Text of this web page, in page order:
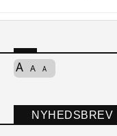
A A A
NYHEDSBREV